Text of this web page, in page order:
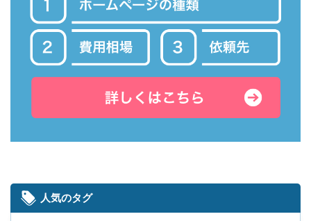
人気のタグ